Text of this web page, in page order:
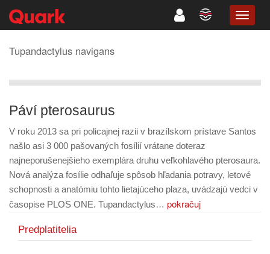
Tupandactylus navigans
Páví pterosaurus
V roku 2013 sa pri policajnej razii v brazílskom prístave Santos
našlo asi 3 000 pašovaných fosílií vrátane doteraz
najneporušenejšieho exemplára druhu veľkohlavého pterosaura.
Nová analýza fosílie odhaľuje spôsob hľadania potravy, letové
schopnosti a anatómiu tohto lietajúceho plaza, uvádzajú vedci v
časopise PLOS ONE. Tupandactylus… pokračuj
Predplatitelia